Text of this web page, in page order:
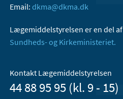
Email: dkma@dkma.dk
Lægemiddelstyrelsen er en del af
Sundheds- og Kirkeministeriet.
Kontakt Lægemiddelstyrelsen
44 88 95 95 (kl. 9 - 15)